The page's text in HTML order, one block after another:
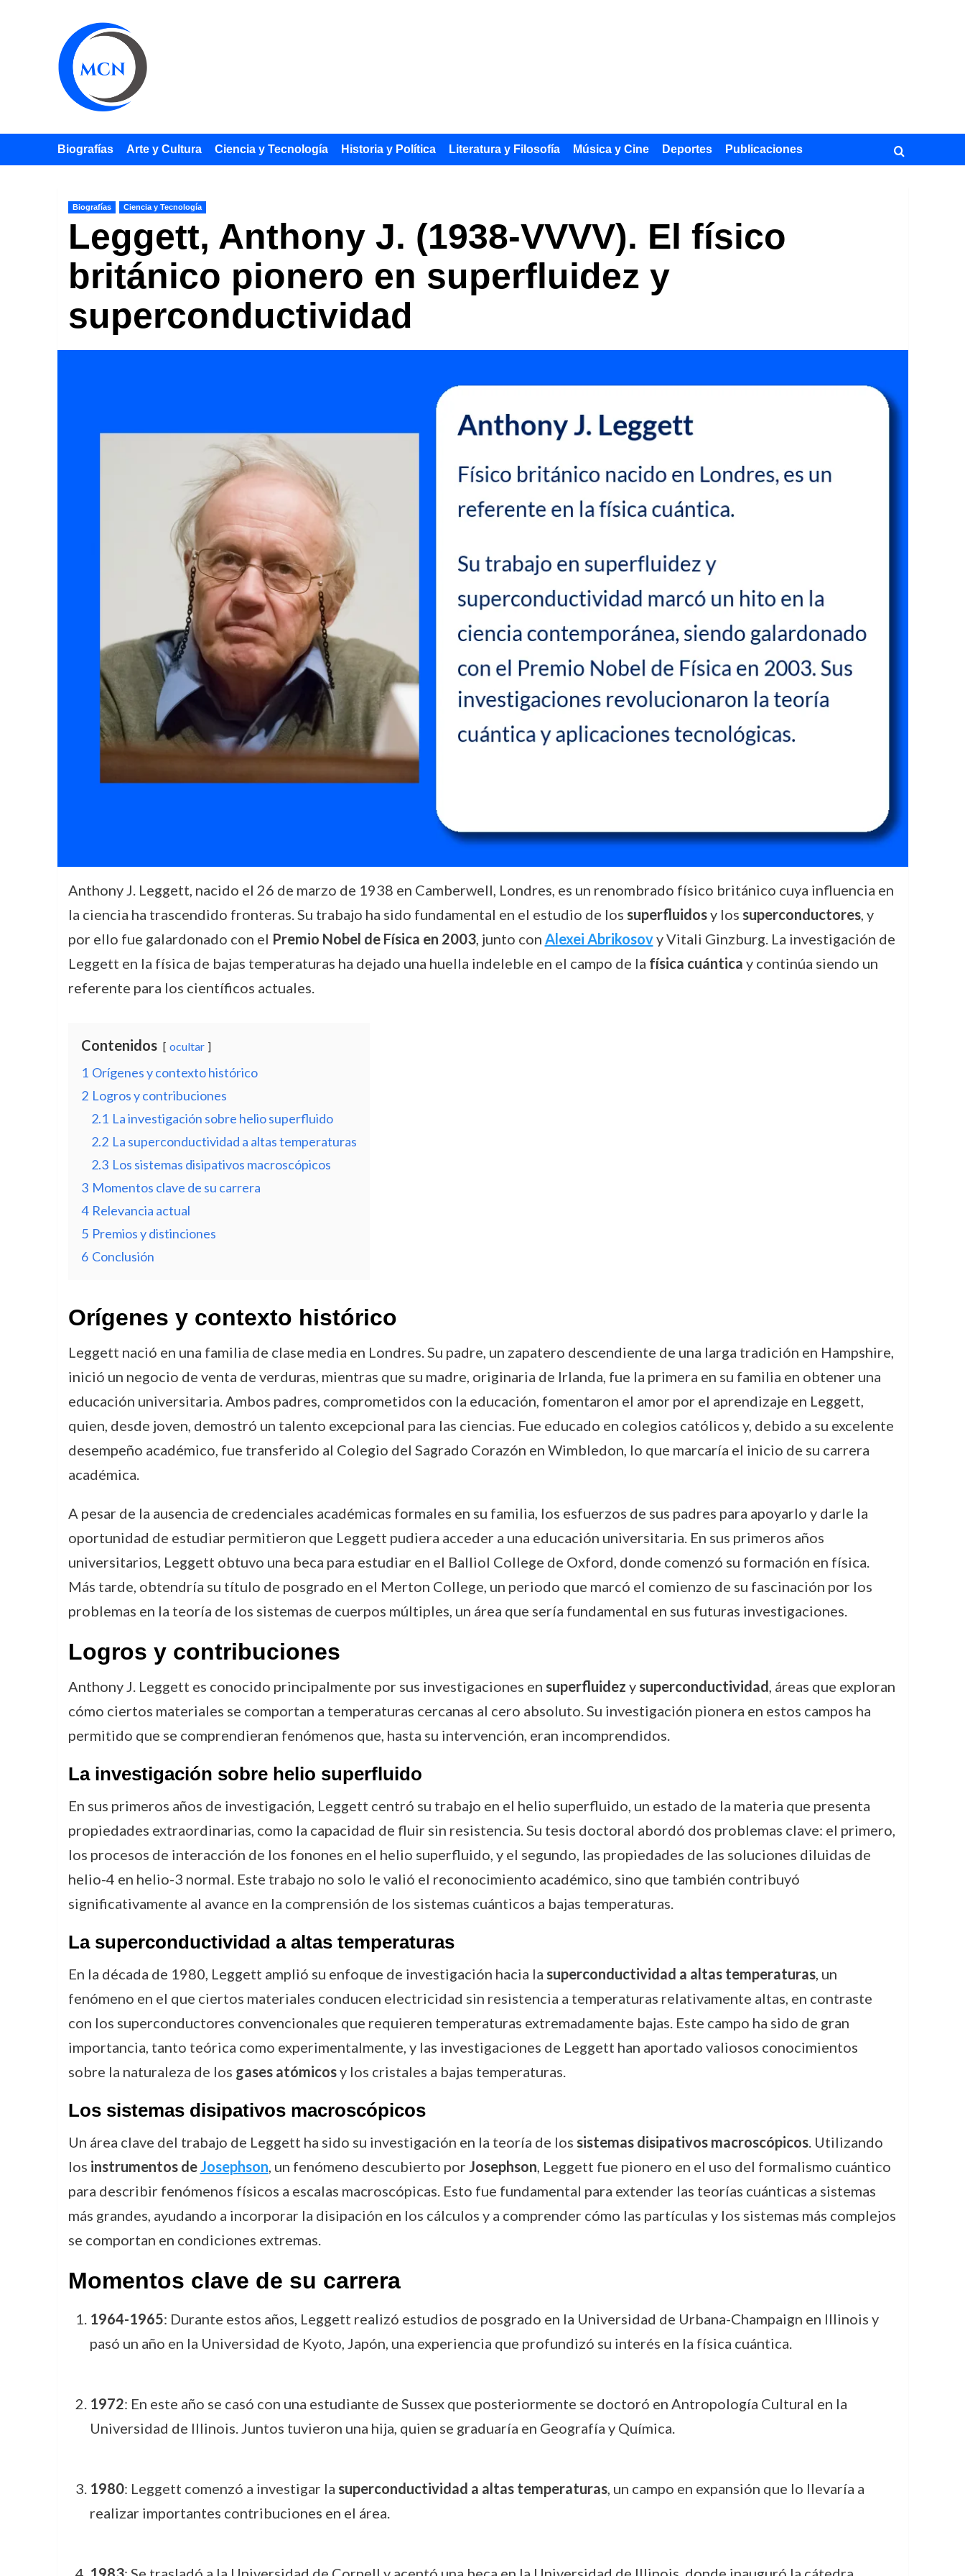
Biografías Arte y Cultura Ciencia y Tecnología Historia y Política Literatura y Filosofía Música y Cine Deportes Publicaciones
Biografías Ciencia y Tecnología
Leggett, Anthony J. (1938-VVVV). El físico
británico pionero en superfluidez y
superconductividad
Anthony J. Leggett, nacido el 26 de marzo de 1938 en Camberwell, Londres, es un renombrado físico británico cuya influencia en
la ciencia ha trascendido fronteras. Su trabajo ha sido fundamental en el estudio de los superfluidosy los superconductores, y
por ello fue galardonado con el Premio Nobel de Física en 2003, junto con Alexei Abrikosovy Vitali Ginzburg. La investigación de
Leggett en la física de bajas temperaturas ha dejado una huella indeleble en el campo de la física cuántica y continúa siendo un
referente para los científicos actuales.
Contenidos ocultar
1 Orígenes y contexto histórico
2 Logros y contribuciones
2.1 La investigación sobre helio superfluido
2.2 La superconductividad a altas temperaturas
2.3 Los sistemas disipativos macroscópicos
3 Momentos clave de su carrera
4 Relevancia actual
5 Premios y distinciones
6 Conclusión
Orígenes y contexto histórico
Leggett nació en una familia de clase media en Londres. Su padre, un zapatero descendiente de una larga tradición en Hampshire,
inició un negocio de venta de verduras, mientras que su madre, originaria de Irlanda, fue la primera en su familia en obtener una
educación universitaria. Ambos padres, comprometidos con la educación, fomentaron el amor por el aprendizaje en Leggett,
quien, desde joven, demostró un talento excepcional para las ciencias. Fue educado en colegios católicos y, debido a su excelente
desempeño académico, fue transferido al Colegio del Sagrado Corazón en Wimbledon, lo que marcaría el inicio de su carrera
académica.
A pesar de la ausencia de credenciales académicas formales en su familia, los esfuerzos de sus padres para apoyarlo y darle la
oportunidad de estudiar permitieron que Leggett pudiera acceder a una educación universitaria. En sus primeros años
universitarios, Leggett obtuvo una beca para estudiar en el Balliol College de Oxford, donde comenzó su formación en física.
Más tarde, obtendría su título de posgrado en el Merton College, un periodo que marcó el comienzo de su fascinación por los
problemas en la teoría de los sistemas de cuerpos múltiples, un área que sería fundamental en sus futuras investigaciones.
Logros y contribuciones
Anthony J. Leggett es conocido principalmente por sus investigaciones en superfluidez y superconductividad, áreas que exploran
cómo ciertos materiales se comportan a temperaturas cercanas al cero absoluto. Su investigación pionera en estos campos ha
permitido que se comprendieran fenómenos que, hasta su intervención, eran incomprendidos.
La investigación sobre helio superfluido
En sus primeros años de investigación, Leggett centró su trabajo en el helio superfluido, un estado de la materia que presenta
propiedades extraordinarias, como la capacidad de fluir sin resistencia. Su tesis doctoral abordó dos problemas clave: el primero,
los procesos de interacción de los fonones en el helio superfluido, y el segundo, las propiedades de las soluciones diluidas de
helio-4 en helio-3 normal. Este trabajo no solo le valió el reconocimiento académico, sino que también contribuyó
significativamente al avance en la comprensión de los sistemas cuánticos a bajas temperaturas.
La superconductividad a altas temperaturas
En la década de 1980, Leggett amplió su enfoque de investigación hacia la superconductividad a altas temperaturas, un
fenómeno en el que ciertos materiales conducen electricidad sin resistencia a temperaturas relativamente altas, en contraste
con los superconductores convencionales que requieren temperaturas extremadamente bajas. Este campo ha sido de gran
importancia, tanto teórica como experimentalmente, y las investigaciones de Leggett han aportado valiosos conocimientos
sobre la naturaleza de los gases atómicosy los cristales a bajas temperaturas.
Los sistemas disipativos macroscópicos
Un área clave del trabajo de Leggett ha sido su investigación en la teoría de los sistemas disipativos macroscópicos. Utilizando
los instrumentos de Josephson, un fenómeno descubierto por Josephson, Leggett fue pionero en el uso del formalismo cuántico
para describir fenómenos físicos a escalas macroscópicas. Esto fue fundamental para extender las teorías cuánticas a sistemas
más grandes, ayudando a incorporar la disipación en los cálculos y a comprender cómo las partículas y los sistemas más complejos
se comportan en condiciones extremas.
Momentos clave de su carrera
1964-1965: Durante estos años, Leggett realizó estudios de posgrado en la Universidad de Urbana-Champaign en Illinois y
pasó un año en la Universidad de Kyoto, Japón, una experiencia que profundizó su interés en la física cuántica.
1972: En este año se casó con una estudiante de Sussex que posteriormente se doctoró en Antropología Cultural en la
Universidad de Illinois. Juntos tuvieron una hija, quien se graduaría en Geografía y Química.
1980: Leggett comenzó a investigar la superconductividad a altas temperaturas, un campo en expansión que lo llevaría a
realizar importantes contribuciones en el área.